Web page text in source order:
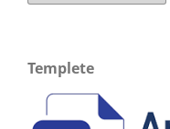
Templete